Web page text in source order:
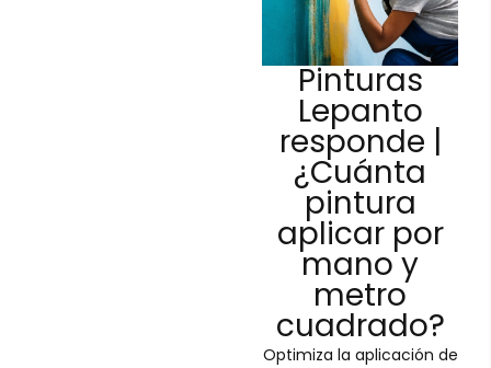
Pinturas
Lepanto
responde |
¿Cuánta
pintura
aplicar por
mano y
metro
cuadrado?
Optimiza la aplicación de